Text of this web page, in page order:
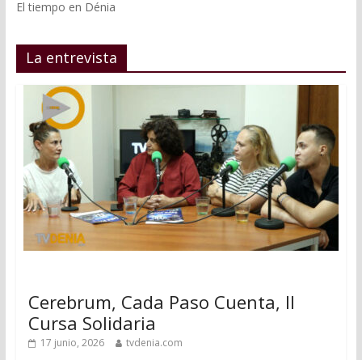
El tiempo en Dénia
La entrevista
Cerebrum, Cada Paso Cuenta, II
Cursa Solidaria
17 junio, 2026 tvdenia.com